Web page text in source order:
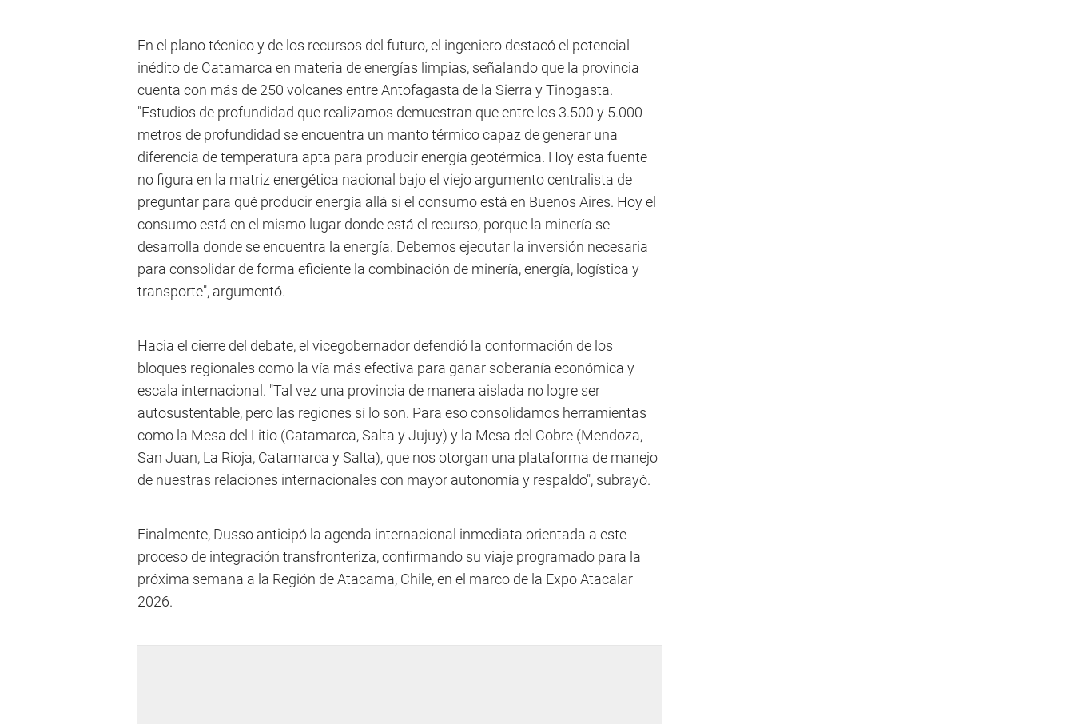
En el plano técnico y de los recursos del futuro, el ingeniero destacó el potencial
inédito de Catamarca en materia de energías limpias, señalando que la provincia
cuenta con más de 250 volcanes entre Antofagasta de la Sierra y Tinogasta.
"Estudios de profundidad que realizamos demuestran que entre los 3.500 y 5.000
metros de profundidad se encuentra un manto térmico capaz de generar una
diferencia de temperatura apta para producir energía geotérmica. Hoy esta fuente
no figura en la matriz energética nacional bajo el viejo argumento centralista de
preguntar para qué producir energía allá si el consumo está en Buenos Aires. Hoy el
consumo está en el mismo lugar donde está el recurso, porque la minería se
desarrolla donde se encuentra la energía. Debemos ejecutar la inversión necesaria
para consolidar de forma eficiente la combinación de minería, energía, logística y
transporte", argumentó.
Hacia el cierre del debate, el vicegobernador defendió la conformación de los
bloques regionales como la vía más efectiva para ganar soberanía económica y
escala internacional. "Tal vez una provincia de manera aislada no logre ser
autosustentable, pero las regiones sí lo son. Para eso consolidamos herramientas
como la Mesa del Litio (Catamarca, Salta y Jujuy) y la Mesa del Cobre (Mendoza,
San Juan, La Rioja, Catamarca y Salta), que nos otorgan una plataforma de manejo
de nuestras relaciones internacionales con mayor autonomía y respaldo", subrayó.
Finalmente, Dusso anticipó la agenda internacional inmediata orientada a este
proceso de integración transfronteriza, confirmando su viaje programado para la
próxima semana a la Región de Atacama, Chile, en el marco de la Expo Atacalar
2026.